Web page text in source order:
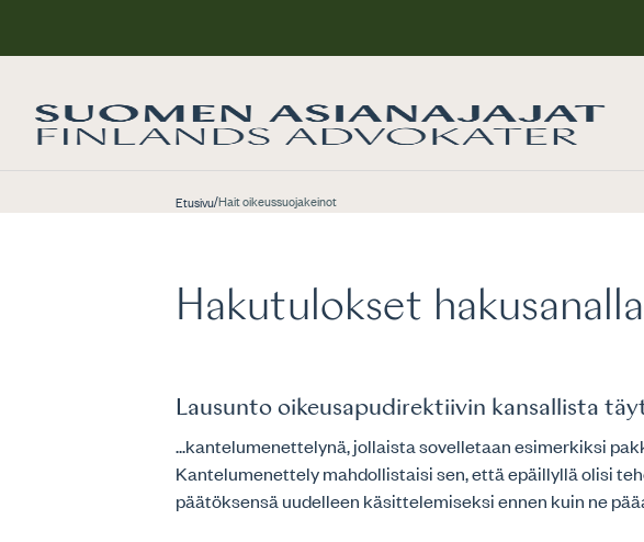
Etusivu/Hait oikeussuojakeinot
Hakutulokset
Lausunto oikeusapudirektiivin kansallista
...kantelumenettelynä, jollaista sovelletaan esimerkiksi
Kantelumenettely mahdollistaisi sen, että epäillyllä olisi
päätöksensä uudelleen käsittelemiseksi ennen kuin ne